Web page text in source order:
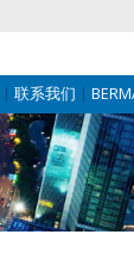
联系我们